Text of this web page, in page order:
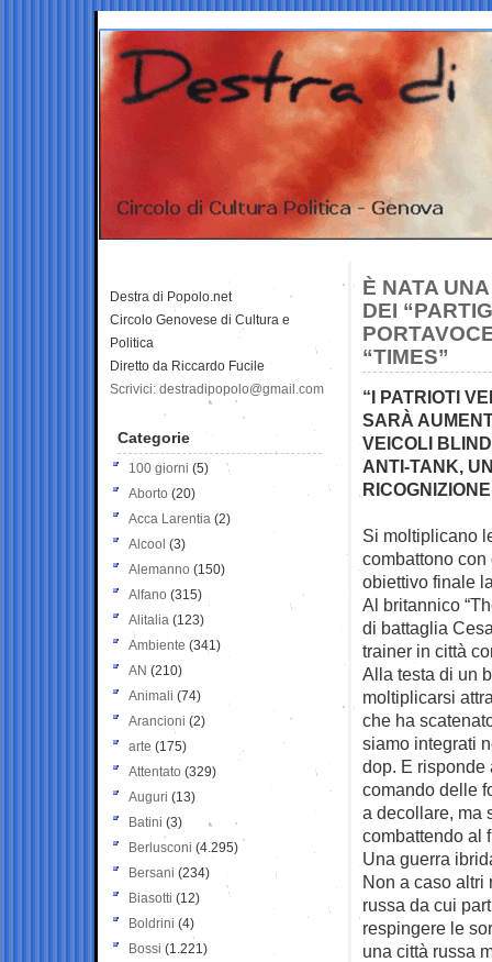
È NATA
DEI
“TIMES”
“I PATRIOTI
SARÀ
VEICOLI
ANTI-TANK,
Si moltiplicano
combattono
obiettivo finale
Al britannico
di battaglia
trainer in città
Alla testa di un
moltiplicarsi
che ha
siamo integrati
dop. E risponde
comando delle
a decollare, ma
combattendo al
Una guerra
Non a caso altri
russa da cui
respingere le
una città russa
Destra di Popolo.net
Circolo Genovese di Cultura e
Politica
Diretto da Riccardo Fucile
Scrivici: destradipopolo@gmail.com
Categorie
100 giorni (5)
Aborto (20)
Acca Larentia (2)
Alcool (3)
Alemanno (150)
Alfano (315)
Alitalia (123)
Ambiente (341)
AN (210)
Animali (74)
Arancioni (2)
arte (175)
Attentato (329)
Auguri (13)
Batini (3)
Berlusconi (4.295)
Bersani (234)
Biasotti (12)
Boldrini (4)
Bossi (1.221)